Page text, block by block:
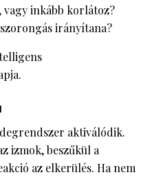
vagy inkább korlátoz?
irányítana?
aktiválódik.
izmok, beszűkül a
az elkerülés. Ha nem